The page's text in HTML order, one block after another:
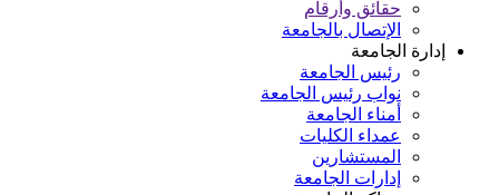
حقائق وأرقام
الإتصال بالجامعة
إدارة الجامعة
رئيس الجامعة
نواب رئيس الجامعة
أمناء الجامعة
عمداء الكليات
المستشارين
إدارات الجامعة